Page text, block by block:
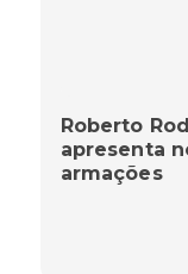
Roberto
apresenta
armações